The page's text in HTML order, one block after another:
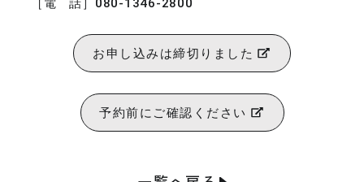
［電 話］080-1346-2800
お申し込みは締切りました
予約前にご確認ください